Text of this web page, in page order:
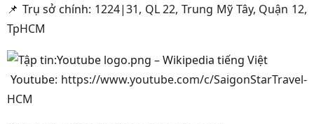
📌 Trụ sở chính: 1224|31, QL 22, Trung Mỹ Tây, Quận 12,
TpHCM
Youtube: https://www.youtube.com/c/SaigonStarTravel-
HCM